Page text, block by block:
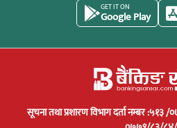
GET IT ON
Google Play
सूचना तथा प्रशारण विभाग दर्ता नम्बर :५१३ /